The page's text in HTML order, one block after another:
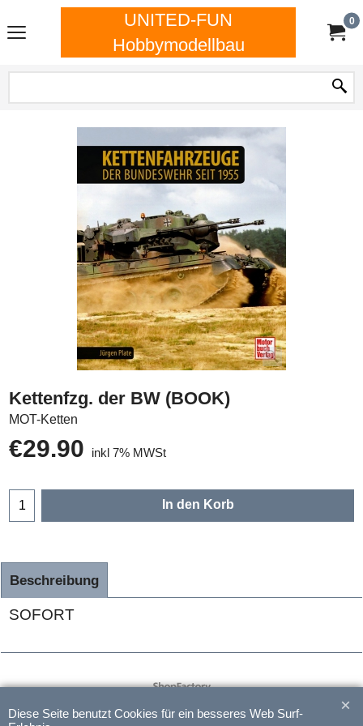
UNITED-FUN
Hobbymodellbau
0
Kettenfzg. der BW (BOOK)
MOT-Ketten
€29.90 inkl 7% MWSt
In den Korb
Beschreibung
SOFORT
WebShop erstellt mit
Diese Seite benutzt Cookies für ein besseres Web Surf-